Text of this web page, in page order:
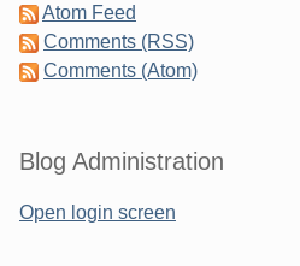
Atom Feed
Comments (RSS)
Comments (Atom)
Blog Administration
Open login screen